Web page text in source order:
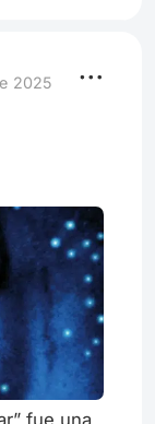
2025
fue una